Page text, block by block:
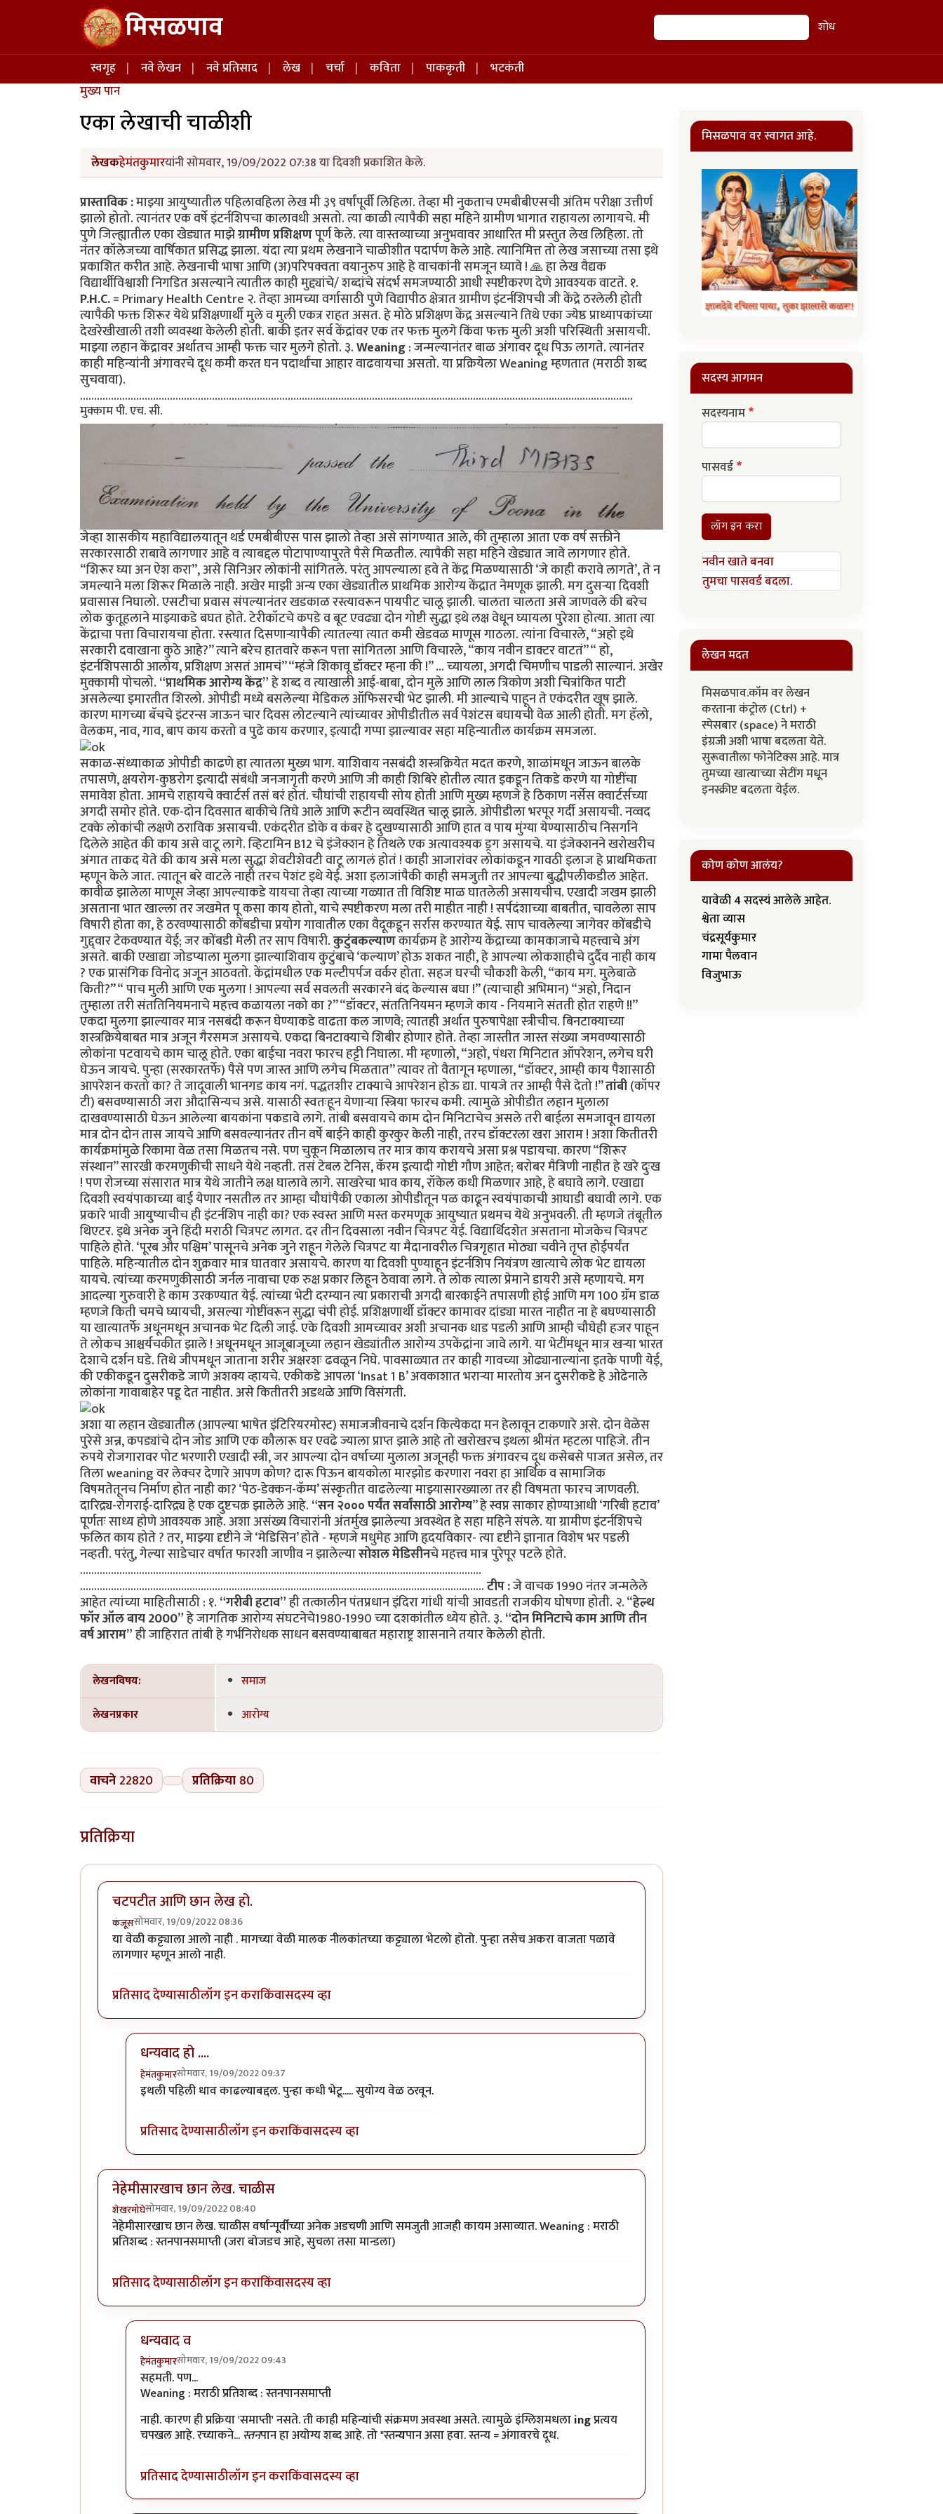
Skip to main content मिसळपाव शोध शोध
Main navigation
स्वगृह नवे लेखन नवे प्रतिसाद लेख चर्चा कविता पाककृती
भटकंती
मुख्य पान
एका लेखाची चाळीशी
लेखकहेमंतकुमारयांनी सोमवार, 19/09/2022 07:38 या दिवशी प्रकाशित केले.
प्रास्ताविक :माझ्या आयुष्यातील पहिलावहिला लेख मी ३९ वर्षांपूर्वी लिहिला. तेव्हा मी नुकताच एमबीबीएसची अंतिम परीक्षा उत्तीर्ण
झालो होतो. त्यानंतर एक वर्षे इंटर्नशिपचा कालावधी असतो. त्या काळी त्यापैकी सहा महिने ग्रामीण भागात राहायला लागायचे. मी
पुणे जिल्ह्यातील एका खेड्यात माझेग्रामीण प्रशिक्षणपूर्ण केले. त्या वास्तव्याच्या अनुभवावर आधारित मी प्रस्तुत लेख लिहिला. तो
नंतर कॉलेजच्या वार्षिकात प्रसिद्ध झाला. यंदा त्या प्रथम लेखनाने चाळीशीत पदार्पण केले आहे. त्यानिमित्त तो लेख जसाच्या तसा इथे
प्रकाशित करीत आहे. लेखनाची भाषा आणि (अ)परिपक्वता वयानुरुप आहे हे वाचकांनी समजून घ्यावे ! 🙏 हा लेख वैद्यक
विद्यार्थीविश्वाशी निगडित असल्याने त्यातील काही मुद्द्यांचे/ शब्दांचे संदर्भ समजण्याठी आधी स्पष्टीकरण देणे आवश्यक वाटते. १.
P.H.C.= Primary Health Centre २. तेव्हा आमच्या वर्गासाठी पुणे विद्यापीठ क्षेत्रात ग्रामीण इंटर्नशिपची जी केंद्रे ठरलेली होती
त्यापैकी फक्त शिरूर येथे प्रशिक्षणार्थी मुले व मुली एकत्र राहत असत. हे मोठे प्रशिक्षण केंद्र असल्याने तिथे एका ज्येष्ठ प्राध्यापकांच्या
देखरेखीखाली तशी व्यवस्था केलेली होती. बाकी इतर सर्व केंद्रांवर एक तर फक्त मुलगे किंवा फक्त मुली अशी परिस्थिती असायची.
माझ्या लहान केंद्रावर अर्थातच आम्ही फक्त चार मुलगे होतो. ३.Weaning: जन्मल्यानंतर बाळ अंगावर दूध पिऊ लागते. त्यानंतर
काही महिन्यांनी अंगावरचे दूध कमी करत घन पदार्थांचा आहार वाढवायचा असतो. या प्रक्रियेला Weaning म्हणतात (मराठी शब्द
सुचवावा).
…………………………………………………………………..........................................................................................................................
मुक्काम पी. एच. सी.
जेव्हा शासकीय महाविद्यालयातून थर्ड एमबीबीएस पास झालो तेव्हा असे सांगण्यात आले, की तुम्हाला आता एक वर्ष सक्तीने
सरकारसाठी राबावे लागणार आहे व त्याबद्दल पोटापाण्यापुरते पैसे मिळतील. त्यापैकी सहा महिने खेड्यात जावे लागणार होते.
“शिरूर घ्या अन ऐश करा”, असे सिनिअर लोकांनी सांगितले. परंतु आपल्याला हवे ते केंद्र मिळण्यासाठी ‘जे काही करावे लागते’, ते न
जमल्याने मला शिरूर मिळाले नाही. अखेर माझी अन्य एका खेड्यातील प्राथमिक आरोग्य केंद्रात नेमणूक झाली. मग दुसऱ्या दिवशी
प्रवासास निघालो. एसटीचा प्रवास संपल्यानंतर खडकाळ रस्त्यावरून पायपीट चालू झाली. चालता चालता असे जाणवले की बरेच
लोक कुतूहलाने माझ्याकडे बघत होते. टेरीकॉटचे कपडे व बूट एवढ्या दोन गोष्टी सुद्धा इथे लक्ष वेधून घ्यायला पुरेशा होत्या. आता त्या
केंद्राचा पत्ता विचारायचा होता. रस्त्यात दिसणाऱ्यापैकी त्यातल्या त्यात कमी खेडवळ माणूस गाठला. त्यांना विचारले, “अहो इथे
सरकारी दवाखाना कुठे आहे?” त्याने बरेच हातवारे करून पत्ता सांगितला आणि विचारले, “काय नवीन डाक्टर वाटतं” “ हो,
इंटर्नशिपसाठी आलोय, प्रशिक्षण असतं आमचं” “म्हंजे शिकावू डॉक्टर म्हना की !” ... च्यायला, अगदी चिमणीच पाडली साल्यानं. अखेर
मुक्कामी पोचलो.“प्राथमिक आरोग्य केंद्र”हे शब्द व त्याखाली आई-बाबा, दोन मुले आणि लाल त्रिकोण अशी चित्रांकित पाटी
असलेल्या इमारतीत शिरलो. ओपीडी मध्ये बसलेल्या मेडिकल ऑफिसरची भेट झाली. मी आल्याचे पाहून ते एकंदरीत खूष झाले.
कारण मागच्या बॅचचे इंटरन्स जाऊन चार दिवस लोटल्याने त्यांच्यावर ओपीडीतील सर्व पेशंटस बघायची वेळ आली होती. मग हॅलो,
वेलकम, नाव, गाव, बाप काय करतो व पुढे काय करणार, इत्यादी गप्पा झाल्यावर सहा महिन्यातील कार्यक्रम समजला.
सकाळ-संध्याकाळ ओपीडी काढणे हा त्यातला मुख्य भाग. याशिवाय नसबंदी शस्त्रक्रियेत मदत करणे, शाळांमधून जाऊन बालके
तपासणे, क्षयरोग-कुष्ठरोग इत्यादी संबंधी जनजागृती करणे आणि जी काही शिबिरे होतील त्यात इकडून तिकडे करणे या गोष्टींचा
समावेश होता. आमचे राहायचे क्वार्टर्स तसं बरं होतं. चौघांची राहायची सोय होती आणि मुख्य म्हणजे हे ठिकाण नर्सेस क्वार्टर्सच्या
अगदी समोर होते. एक-दोन दिवसात बाकीचे तिघे आले आणि रूटीन व्यवस्थित चालू झाले. ओपीडीला भरपूर गर्दी असायची. नव्वद
टक्के लोकांची लक्षणे ठराविक असायची. एकंदरीत डोके व कंबर हे दुखण्यासाठी आणि हात व पाय मुंग्या येण्यासाठीच निसर्गाने
दिलेले आहेत की काय असे वाटू लागे. व्हिटामिन B12 चे इंजेक्शन हे तिथले एक अत्यावश्यक ड्रग असायचे. या इंजेक्शनने खरोखरीच
अंगात ताकद येते की काय असे मला सुद्धा शेवटीशेवटी वाटू लागलं होतं ! काही आजारांवर लोकांकडून गावठी इलाज हे प्राथमिकता
म्हणून केले जात. त्यातून बरे वाटले नाही तरच पेशंट इथे येई. अशा इलाजांपैकी काही समजुती तर आपल्या बुद्धीपलीकडील आहेत.
कावीळ झालेला माणूस जेव्हा आपल्याकडे यायचा तेव्हा त्याच्या गळ्यात ती विशिष्ट माळ घातलेली असायचीच. एखादी जखम झाली
असताना भात खाल्ला तर जखमेत पू कसा काय होतो, याचे स्पष्टीकरण मला तरी माहीत नाही ! सर्पदंशाच्या बाबतीत, चावलेला साप
विषारी होता का, हे ठरवण्यासाठी कोंबडीचा प्रयोग गावातील एका वैदूकडून सर्रास करण्यात येई. साप चावलेल्या जागेवर कोंबडीचे
गुद्द्वार टेकवण्यात येई; जर कोंबडी मेली तर साप विषारी.कुटुंबकल्याणकार्यक्रम हे आरोग्य केंद्राच्या कामकाजाचे महत्त्वाचे अंग
असते. बाकी एखाद्या जोडप्याला मुलगा झाल्याशिवाय कुटुंबाचे ‘कल्याण’ होऊ शकत नाही, हे आपल्या लोकशाहीचे दुर्दैव नाही काय
? एक प्रासंगिक विनोद अजून आठवतो. केंद्रांमधील एक मल्टीपर्पज वर्कर होता. सहज घरची चौकशी केली, “काय मग. मुलेबाळे
किती?” “ पाच मुली आणि एक मुलगा ! आपल्या सर्व सवलती सरकारने बंद केल्यास बघा !” (त्याचाही अभिमान) “अहो, निदान
तुम्हाला तरी संततिनियमनाचे महत्त्व कळायला नको का ?” “डॉक्टर, संततिनियमन म्हणजे काय - नियमाने संतती होत राहणे !!”
एकदा मुलगा झाल्यावर मात्र नसबंदी करून घेण्याकडे वाढता कल जाणवे; त्यातही अर्थात पुरुषापेक्षा स्त्रीचीच. बिनटाक्याच्या
शस्त्रक्रियेबाबत मात्र अजून गैरसमज असायचे. एकदा बिनटाक्याचे शिबीर होणार होते. तेव्हा जास्तीत जास्त संख्या जमवण्यासाठी
लोकांना पटवायचे काम चालू होते. एका बाईचा नवरा फारच हट्टी निघाला. मी म्हणालो, “अहो, पंधरा मिनिटात ऑपरेशन, लगेच घरी
घेऊन जायचे. पुन्हा (सरकारतर्फे) पैसे पण जास्त आणि लगेच मिळतात” त्यावर तो वैतागून म्हणाला, “डॉक्टर, आम्ही काय पैशासाठी
आपरेशन करतो का? ते जादूवाली भानगड काय नगं. पद्धतशीर टाक्याचे आपरेशन होऊ द्या. पायजे तर आम्ही पैसे देतो !”तांबी(कॉपर
टी) बसवण्यासाठी जरा औदासिन्यच असे. यासाठी स्वतःहून येणाऱ्या स्त्रिया फारच कमी. त्यामुळे ओपीडीत लहान मुलाला
दाखवण्यासाठी घेऊन आलेल्या बायकांना पकडावे लागे. तांबी बसवायचे काम दोन मिनिटाचेच असले तरी बाईला समजावून द्यायला
मात्र दोन दोन तास जायचे आणि बसवल्यानंतर तीन वर्षे बाईने काही कुरकुर केली नाही, तरच डॉक्टरला खरा आराम ! अशा कितीतरी
कार्यक्रमांमुळे रिकामा वेळ तसा मिळतच नसे. पण चुकून मिळालाच तर मात्र काय करायचे असा प्रश्न पडायचा. कारण “शिरूर
संस्थान” सारखी करमणुकीची साधने येथे नव्हती. तसं टेबल टेनिस, कॅरम इत्यादी गोष्टी गौण आहेत; बरोबर मैत्रिणी नाहीत हे खरे दुःख
! पण रोजच्या संसारात मात्र येथे जातीने लक्ष घालावे लागे. साखरेचा भाव काय, रॉकेल कधी मिळणार आहे, हे बघावे लागे. एखाद्या
दिवशी स्वयंपाकाच्या बाई येणार नसतील तर आम्हा चौघांपैकी एकाला ओपीडीतून पळ काढून स्वयंपाकाची आघाडी बघावी लागे. एक
प्रकारे भावी आयुष्याचीच ही इंटर्नशिप नाही का? एक स्वस्त आणि मस्त करमणूक आयुष्यात प्रथमच येथे अनुभवली. ती म्हणजे तंबूतील
थिएटर. इथे अनेक जुने हिंदी मराठी चित्रपट लागत. दर तीन दिवसाला नवीन चित्रपट येई. विद्यार्थिदशेत असताना मोजकेच चित्रपट
पाहिले होते. ‘पूरब और पश्चिम’ पासूनचे अनेक जुने राहून गेलेले चित्रपट या मैदानावरील चित्रगृहात मोठ्या चवीने तृप्त होईपर्यंत
पाहिले. महिन्यातील दोन शुक्रवार मात्र घातवार असायचे. कारण या दिवशी पुण्याहून इंटर्नशिप नियंत्रण खात्याचे लोक भेट द्यायला
यायचे. त्यांच्या करमणुकीसाठी जर्नल नावाचा एक रुक्ष प्रकार लिहून ठेवावा लागे. ते लोक त्याला प्रेमाने डायरी असे म्हणायचे. मग
आदल्या गुरुवारी हे काम उरकण्यात येई. त्यांच्या भेटी दरम्यान त्या प्रकाराची अगदी बारकाईने तपासणी होई आणि मग 100 ग्रॅम डाळ
म्हणजे किती चमचे घ्यायची, असल्या गोष्टींवरून सुद्धा चंपी होई. प्रशिक्षणार्थी डॉक्टर कामावर दांड्या मारत नाहीत ना हे बघण्यासाठी
या खात्यातर्फे अधूनमधून अचानक भेट दिली जाई. एके दिवशी आमच्यावर अशी अचानक धाड पडली आणि आम्ही चौघेही हजर पाहून
ते लोकच आश्चर्यचकीत झाले ! अधूनमधून आजूबाजूच्या लहान खेड्यांतील आरोग्य उपकेंद्रांना जावे लागे. या भेटींमधून मात्र खऱ्या भारत
देशाचे दर्शन घडे. तिथे जीपमधून जाताना शरीर अक्षरशः ढवळून निघे. पावसाळ्यात तर काही गावच्या ओढ्यानाल्यांना इतके पाणी येई,
की एकीकडून दुसरीकडे जाणे अशक्य व्हायचे. एकीकडे आपला ‘Insat 1 B’ अवकाशात भराऱ्या मारतोय अन दुसरीकडे हे ओढेनाले
लोकांना गावाबाहेर पडू देत नाहीत. असे कितीतरी अडथळे आणि विसंगती.
अशा या लहान खेड्यातील (आपल्या भाषेत इंटिरियरमोस्ट) समाजजीवनाचे दर्शन कित्येकदा मन हेलावून टाकणारे असे. दोन वेळेस
पुरेसे अन्न, कपड्यांचे दोन जोड आणि एक कौलारू घर एवढे ज्याला प्राप्त झाले आहे तो खरोखरच इथला श्रीमंत म्हटला पाहिजे. तीन
रुपये रोजगारावर पोट भरणारी एखादी स्त्री, जर आपल्या दोन वर्षाच्या मुलाला अजूनही फक्त अंगावरच दूध कसेबसे पाजत असेल, तर
तिला weaning वर लेक्चर देणारे आपण कोण? दारू पिऊन बायकोला मारझोड करणारा नवरा हा आर्थिक व सामाजिक
विषमतेतूनच निर्माण होत नाही का? ‘पेठ-डेक्कन-कॅम्प’ संस्कृतीत वाढलेल्या माझ्यासारख्याला तर ही विषमता फारच जाणवली.
दारिद्र्य-रोगराई-दारिद्र्य हे एक दुष्टचक्र झालेले आहे.“सन २००० पर्यंत सर्वांसाठी आरोग्य” हे स्वप्न साकार होण्याआधी ‘गरिबी हटाव’
पूर्णतः साध्य होणे आवश्यक आहे. अशा असंख्य विचारांनी अंतर्मुख झालेल्या अवस्थेत हे सहा महिने संपले. या ग्रामीण इंटर्नशिपचे
फलित काय होते ? तर, माझ्या दृष्टीने जे ‘मेडिसिन’ होते - म्हणजे मधुमेह आणि हृदयविकार- त्या दृष्टीने ज्ञानात विशेष भर पडली
नव्हती. परंतु, गेल्या साडेचार वर्षात फारशी जाणीव न झालेल्यासोशल मेडिसीनचे महत्त्व मात्र पुरेपूर पटले होते.
……………………………………………………………………………………...............................................
................................................................................................................................................टीप :जे वाचक 1990 नंतर जन्मलेले
आहेत त्यांच्या माहितीसाठी : १.“गरीबी हटाव”ही तत्कालीन पंतप्रधान इंदिरा गांधी यांची आवडती राजकीय घोषणा होती. २. “हेल्थ
फॉर ऑल बाय 2000”हे जागतिक आरोग्य संघटनेचे1980-1990 च्या दशकांतील ध्येय होते. ३.“दोन मिनिटाचे काम आणि तीन
वर्ष आराम”ही जाहिरात तांबी हे गर्भनिरोधक साधन बसवण्याबाबत महाराष्ट्र शासनाने तयार केलेली होती.
लेखनविषय:
समाज
लेखनप्रकार
आरोग्य
वाचने 22820 प्रतिक्रिया 80
प्रतिक्रिया
चटपटीत आणि छान लेख हो.
कंजूससोमवार, 19/09/2022 08:36
या वेळी कट्ट्याला आलो नाही . मागच्या वेळी मालक नीलकांतच्या कट्ट्याला भेटलो होतो. पुन्हा तसेच अकरा वाजता पळावे
लागणार म्हणून आलो नाही.
प्रतिसाद देण्यासाठीलॉग इन कराकिंवासदस्य व्हा
धन्यवाद हो ....
हेमंतकुमारसोमवार, 19/09/2022 09:37
In reply toचटपटीत आणि छान लेख हो.byकंजूस
इथली पहिली धाव काढल्याबद्दल. पुन्हा कधी भेटू..... सुयोग्य वेळ ठरवून.
प्रतिसाद देण्यासाठीलॉग इन कराकिंवासदस्य व्हा
नेहेमीसारखाच छान लेख. चाळीस
शेखरमोघेसोमवार, 19/09/2022 08:40
नेहेमीसारखाच छान लेख. चाळीस वर्षान्पूर्वीच्या अनेक अडचणी आणि समजुती आजही कायम असाव्यात. Weaning : मराठी
प्रतिशब्द : स्तनपानसमाप्ती (जरा बोजडच आहे, सुचला तसा मान्डला)
प्रतिसाद देण्यासाठीलॉग इन कराकिंवासदस्य व्हा
धन्यवाद व
हेमंतकुमारसोमवार, 19/09/2022 09:43
In reply toनेहेमीसारखाच छान लेख. चाळीस
सहमती. पण...
Weaning : मराठी प्रतिशब्द : स्तनपानसमाप्ती
नाही. कारण ही प्रक्रिया 'समाप्ती' नसते. ती काही महिन्यांची संक्रमण अवस्था असते. त्यामुळे इंग्लिशमधलाingप्रत्यय
चपखल आहे. रच्याकने...स्तनपान हा अयोग्य शब्द आहे. तो "स्तन्यपान असा हवा. स्तन्य = अंगावरचे दूध.
प्रतिसाद देण्यासाठीलॉग इन कराकिंवासदस्य व्हा
मिसळपाव वर स्वागत आहे.
सदस्य आगमन
सदस्यनाम
पासवर्ड
लॉग इन करा
नवीन खाते बनवा
तुमचा पासवर्ड बदला.
लेखन मदत
मिसळपाव.कॉम वर लेखन
करताना कंट्रोल (Ctrl) +
स्पेसबार (space) ने मराठी
इंग्रजी अशी भाषा बदलता येते.
सुरूवातीला फोनेटिक्स आहे. मात्र
तुमच्या खात्याच्या सेटींग मधून
इनस्क्रीप्ट बदलता येईल.
कोण कोण आलंय?
यावेळी 4 सदस्यं आलेले आहेत.
श्वेता व्यास
चंद्रसूर्यकुमार
गामा पैलवान
विजुभाऊ